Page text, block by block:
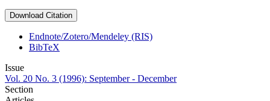
Download Citation
Endnote/Zotero/Mendeley (RIS)
BibTeX
Issue
Vol. 20 No. 3 (1996): September - December
Section